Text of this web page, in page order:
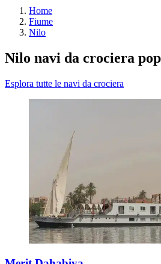
Home
Fiume
Nilo
Nilo navi da crociera
Esplora tutte le navi da crociera